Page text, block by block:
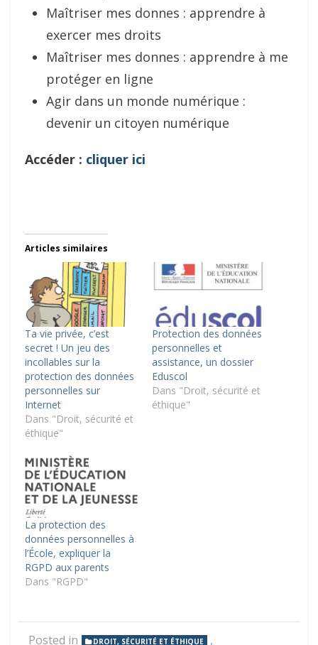
Maîtriser mes donnes : apprendre à
exercer mes droits
Maîtriser mes donnes : apprendre à me
protéger en ligne
Agir dans un monde numérique :
devenir un citoyen numérique
Accéder : cliquer ici
Articles similaires
Ta vie privée, c’est
secret ! Un jeu des
incollables sur la
protection des données
personnelles sur
Internet
Dans "Droit, sécurité et
éthique"
Protection des données
personnelles et
assistance, un dossier
Eduscol
Dans "Droit, sécurité et
éthique"
La protection des
données personnelles à
l’École, expliquer la
RGPD aux parents
Dans "RGPD"
Posted in DROIT, SÉCURITÉ ET ÉTHIQUE ,